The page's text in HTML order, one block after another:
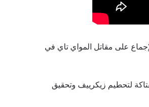
بيميان “فايتينغ روستر” سجلّه إلى 16-1-1 بفوزه بالإجماع على مقاتل المواي تاي في
لتحطيم زيكرييف وتحقيق